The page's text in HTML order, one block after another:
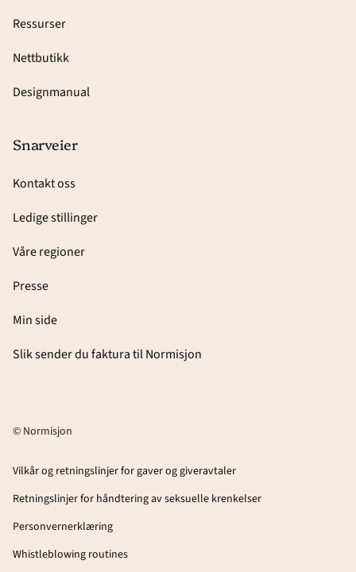
Ressurser
Nettbutikk
Designmanual
Snarveier
Kontakt oss
Ledige stillinger
Våre regioner
Presse
Min side
Slik sender du faktura til Normisjon
© Normisjon
Vilkår og retningslinjer for gaver og giveravtaler
Retningslinjer for håndtering av seksuelle krenkelser
Personvernerklæring
Whistleblowing routines